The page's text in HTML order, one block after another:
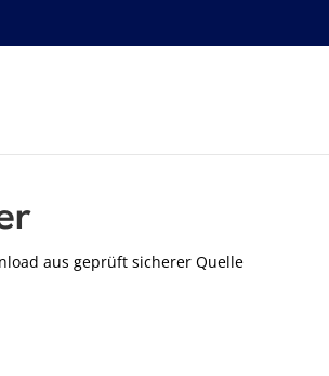
aus geprüft sicherer Quelle